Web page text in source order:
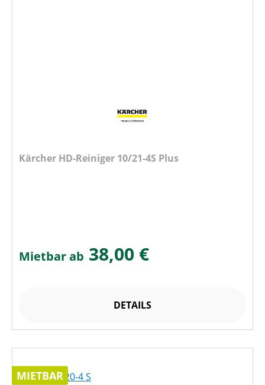
Kärcher HD-Reiniger 10/21-4S Plus
Mietbar ab 38,00 €
DETAILS
MIETBAR